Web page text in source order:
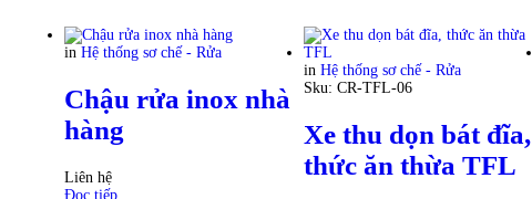
in Hệ thống sơ chế - Rửa
Chậu rửa inox nhà
hàng
Liên hệ
Đọc tiếp
in Hệ thống sơ chế - Rửa
Sku: CR-TFL-06
Xe thu dọn bát đĩa,
thức ăn thừa TFL